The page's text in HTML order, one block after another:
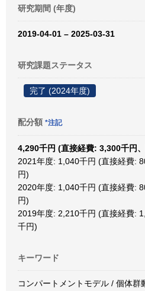
研究期間 (年度)
2019-04-01 – 2025-03-31
研究課題ステータス
完了 (2024年度)
配分額 *注記
4,290千円 (直接経費: 3,300千円
2021年度: 1,040千円 (直接経費:
円)
2020年度: 1,040千円 (直接経費:
円)
2019年度: 2,210千円 (直接経費:
千円)
キーワード
コンパートメントモデル / 個体群